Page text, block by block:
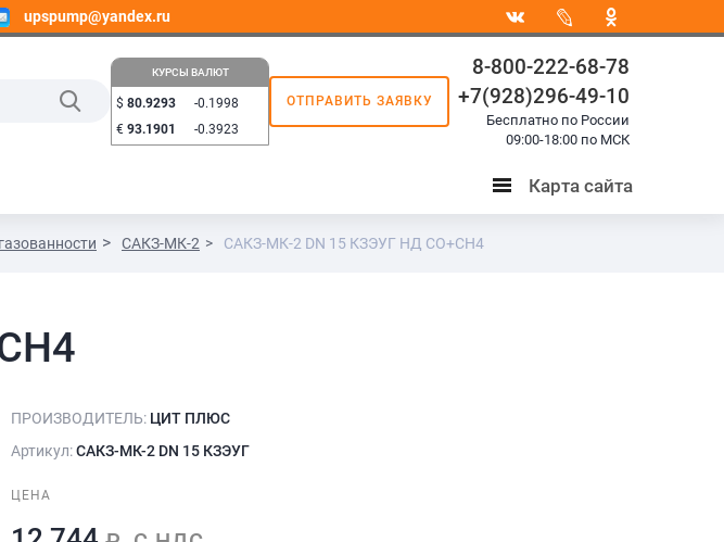
upspump@yandex.ru
КУРСЫ ВАЛЮТ
$ 80.9293
€ 93.1901
-0.1998
-0.3923
ОТПРАВИТЬ ЗАЯВКУ
8-800-222-68-78
+7(928)296-49-10
Бесплатно по России
09:00-18:00 по МСК
Карта
сайта
Карта сайта
САКЗ-МК-2 САКЗ-МК-2 DN 15 КЗЭУГ НД СО+СН4
ПРОИЗВОДИТЕЛЬ: ЦИТ ПЛЮС
Артикул:САКЗ-МК-2 DN 15 КЗЭУГ
ЦЕНА